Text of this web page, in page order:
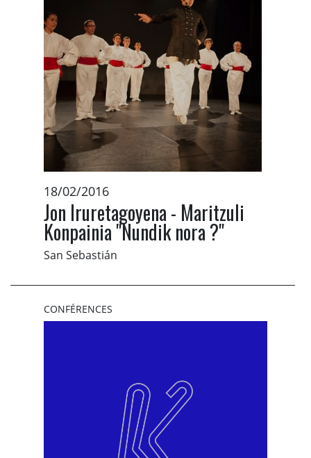
18/02/2016
Jon Iruretagoyena - Maritzuli
Konpainia "Nundik nora ?"
San Sebastián
CONFÉRENCES